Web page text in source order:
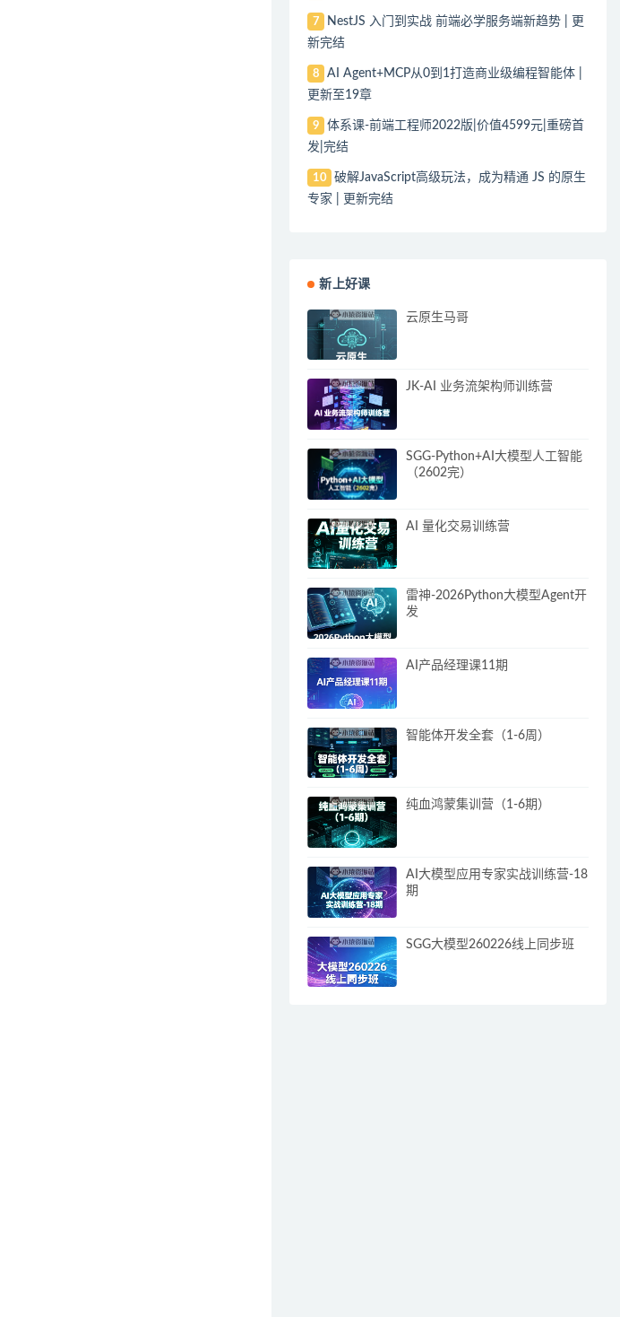
7
NestJS 入门到实战 前端必学服务端新趋势 | 更
新完结
8
AI Agent+MCP从0到1打造商业级编程智能体 |
更新至19章
9
体系课-前端工程师2022版|价值4599元|重磅首
发|完结
10
破解JavaScript高级玩法，成为精通 JS 的原生
专家 | 更新完结
新上好课
云原生马哥
JK-AI 业务流架构师训练营
SGG-Python+AI大模型人工智能
（2602完）
AI 量化交易训练营
雷神-2026Python大模型Agent开
发
AI产品经理课11期
智能体开发全套（1-6周）
纯血鸿蒙集训营（1-6期）
AI大模型应用专家实战训练营-18
期
SGG大模型260226线上同步班